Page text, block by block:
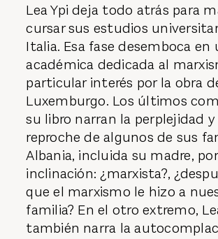
Lea Ypi deja todo atrás para
cursar sus estudios
Italia. Esa fase desemboca en
académica dedicada al
particular interés por la obra
Luxemburgo. Los últimos
su libro narran la perplejidad y
reproche de algunos de sus
Albania, incluida su madre,
inclinación: ¿marxista?,
que el marxismo le hizo a
familia? En el otro extremo,
también narra la